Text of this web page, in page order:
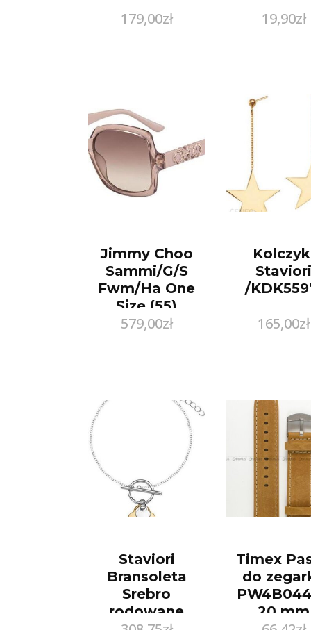
179,00zł 19,90zł
Jimmy Choo
Sammi/G/S
Fwm/Ha One
Size (55)
579,00zł
/
165,00zł
Staviori
Bransoleta
Srebro
rodowane
Timex
do
20 mm